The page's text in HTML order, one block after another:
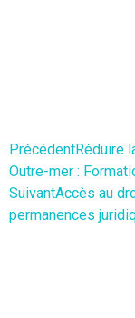
PrécédentRéduire
Outre-mer :
SuivantAccès au
permanences